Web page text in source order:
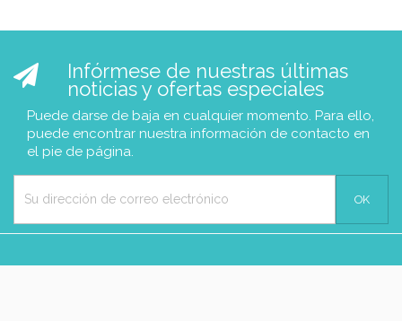
Infórmese de nuestras últimas
noticias y ofertas especiales
Puede darse de baja en cualquier momento. Para ello,
puede encontrar nuestra información de contacto en
el pie de página.